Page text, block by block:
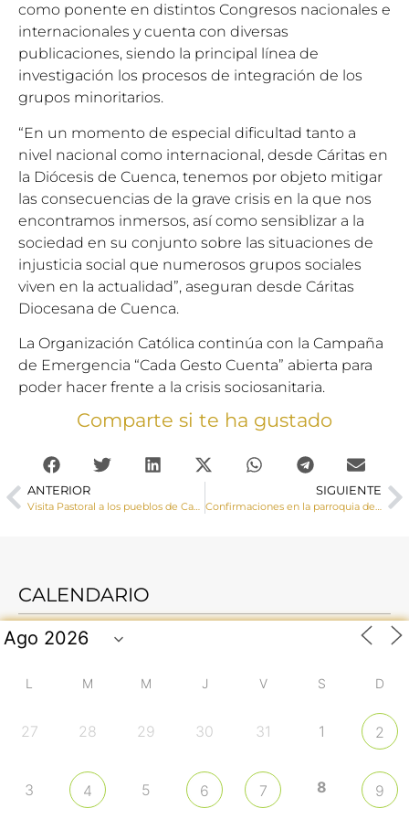
como ponente en distintos Congresos nacionales e
internacionales y cuenta con diversas
publicaciones, siendo la principal línea de
investigación los procesos de integración de los
grupos minoritarios.
“En un momento de especial dificultad tanto a
nivel nacional como internacional, desde Cáritas en
la Diócesis de Cuenca, tenemos por objeto mitigar
las consecuencias de la grave crisis en la que nos
encontramos inmersos, así como sensiblizar a la
sociedad en su conjunto sobre las situaciones de
injusticia social que numerosos grupos sociales
viven en la actualidad”, aseguran desde Cáritas
Diocesana de Cuenca.
La Organización Católica continúa con la Campaña
de Emergencia “Cada Gesto Cuenta” abierta para
poder hacer frente a la crisis sociosanitaria.
Comparte si te ha gustado
ANTERIOR SIGUIENTE
CALENDARIO
L M M J V S D
27 28 29 30 31 1 2
3 4 5 6 7 8 9